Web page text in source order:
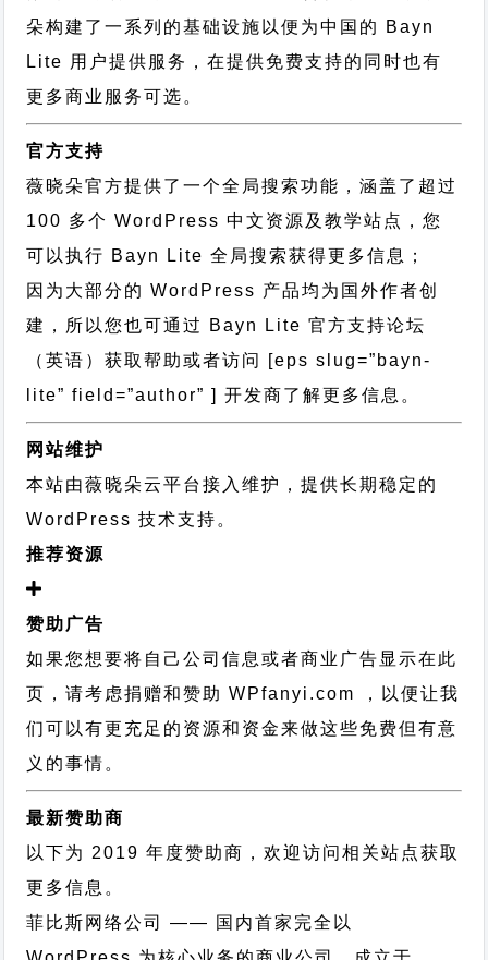
朵构建了一系列的基础设施以便为中国的 Bayn
Lite 用户提供服务，在提供免费支持的同时也有
更多商业服务可选。
官方支持
薇晓朵官方提供了一个全局搜索功能，涵盖了超过
100 多个 WordPress 中文资源及教学站点，您
可以执行 Bayn Lite 全局搜索获得更多信息；
因为大部分的 WordPress 产品均为国外作者创
建，所以您也可通过 Bayn Lite 官方支持论坛
（英语）获取帮助或者访问 [eps slug=”bayn-
lite” field=”author” ] 开发商了解更多信息。
网站维护
本站由薇晓朵云平台接入维护，提供长期稳定的
WordPress 技术支持 。
推荐资源
赞助广告
如果您想要将自己公司信息或者商业广告显示在此
页，请考虑捐赠和赞助 WPfanyi.com ，以便让我
们可以有更充足的资源和资金来做这些免费但有意
义的事情。
最新赞助商
以下为 2019 年度赞助商，欢迎访问相关站点获取
更多信息。
菲比斯网络公司
—— 国内首家完全以